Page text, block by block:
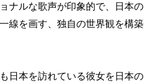
ナルな歌声が印象的で、日本の
線を画す、独自の世界観を構築
日本を訪れている彼女を日本の